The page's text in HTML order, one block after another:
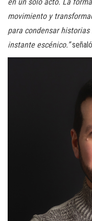
movimiento y
para condensar
instante escénico.”